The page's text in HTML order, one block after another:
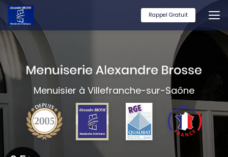
Aller
contenu
principal
Rappel Gratuit
Menuisier à Villefranche-sur-Saône